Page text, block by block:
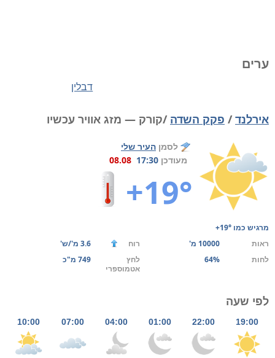
ערים
דבלין
אירלנד/ פקק השדה /קורק — מזג אוויר עכשיו
לסמן העיר שלי
מעודכן 17:30
08.08
+19°
מרגיש כמו +19°
ראות
10000 מ' רוח
3.6 מ'/ש'
לחות
64%
לחץ
אטמוספרי
749 מ"כ
לפי שעה
19:00
22:00
01:00
04:00
07:00
10:00